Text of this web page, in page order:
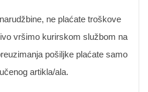
ne plaćate troškove
vršimo kurirskom službom na
pošiljke plaćate samo
artikla/ala.